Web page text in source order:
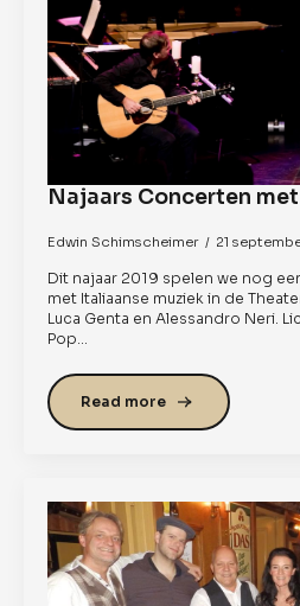
Najaars Concerten
Edwin Schimscheimer 21
Dit najaar 2019 spelen we nog
met Italiaanse muziek in de
Luca Genta en Alessandro Neri.
Pop…
Read more